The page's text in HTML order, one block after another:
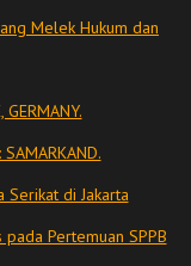
Melek Hukum dan
Serikat di Jakarta
Pertemuan SPPB